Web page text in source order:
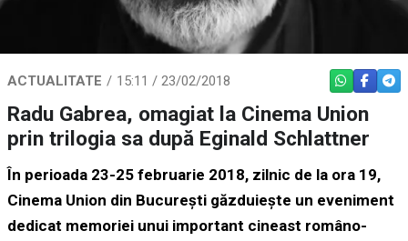
ACTUALITATE 15:11 / 23/02/2018 WHATSAPP
Radu Gabrea, omagiat la Cinema Union
prin trilogia sa după Eginald Schlattner
În perioada 23-25 februarie 2018, zilnic de la ora 19,
Cinema Union din București găzduiește un eveniment
dedicat memoriei unui important cineast româno-